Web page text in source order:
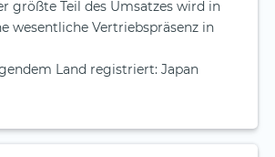
größte Teil des Umsatzes wird in
wesentliche Vertriebspräsenz in
Land registriert: Japan